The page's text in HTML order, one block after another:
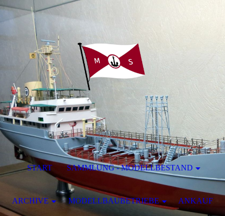
START SAMMLUNG - MODELLBESTAND
ARCHIVE MODELLBAUBETRIEBE ANKAUF